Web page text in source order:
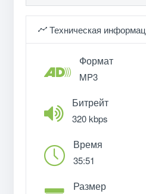
Техническая
Формат
MP3
Битрейт
320 kbps
Время
35:51
Размер